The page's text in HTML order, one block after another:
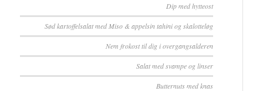
Dip med hytteost
Sød kartoffelsalat med Miso & appelsin tahini og skalotteløg
Nem frokost til dig i overgangsalderen
Salat med svampe og linser
Butternuts med knas